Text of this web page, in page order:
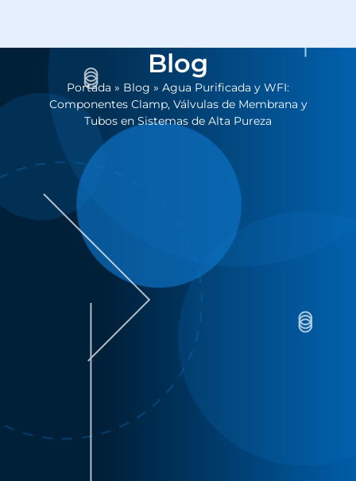
Blog
Portada » Blog » Agua Purificada y WFI:
Componentes Clamp, Válvulas de Membrana y
Tubos en Sistemas de Alta Pureza